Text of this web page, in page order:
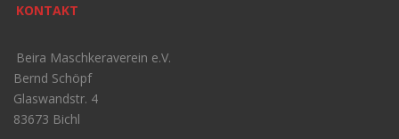
KONTAKT
Beira Maschkeraverein e.V.
Bernd Schöpf
Glaswandstr. 4
83673 Bichl